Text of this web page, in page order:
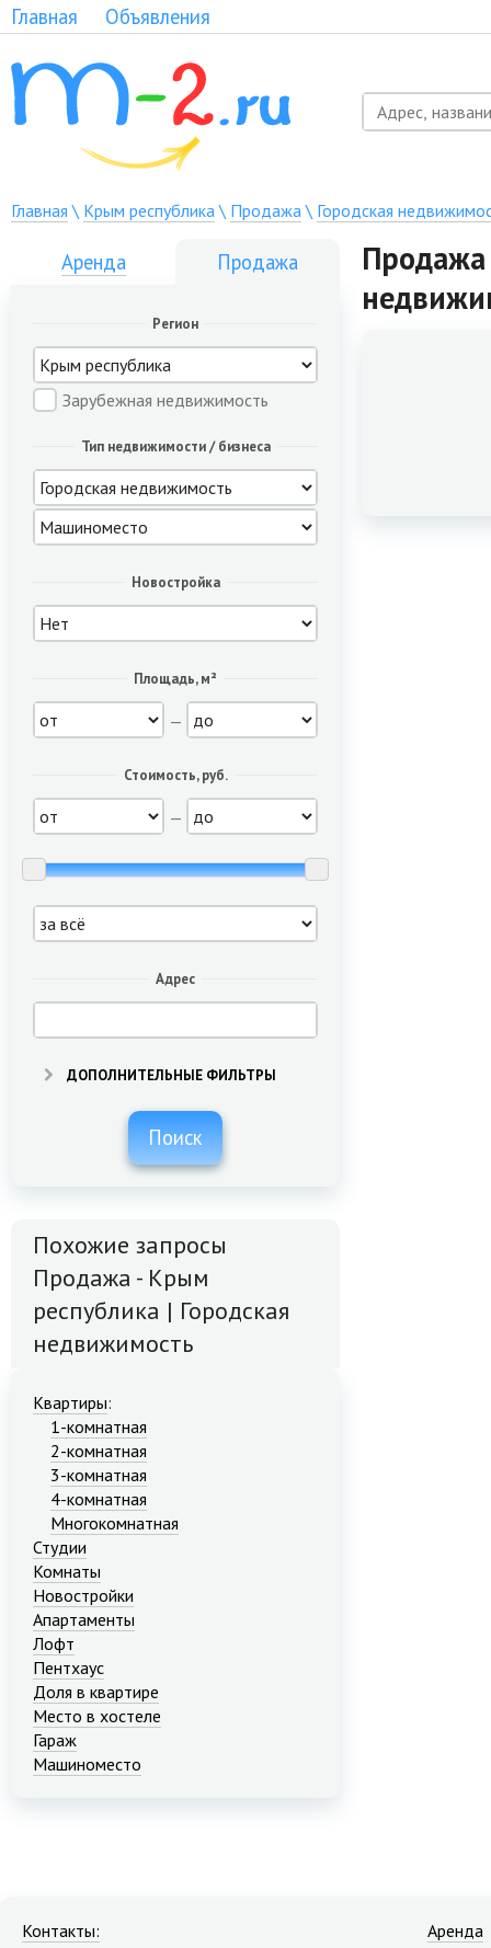
Главная Объявления
Главная \ Крым республика\ Продажа\ Городская
Аренда Продажа
Регион
Зарубежная недвижимость
Тип недвижимости / бизнеса
Новостройка
Площадь, м²
—
Стоимость, руб.
—
Адрес
ДОПОЛНИТЕЛЬНЫЕ ФИЛЬТРЫ
Поиск
Похожие запросы
Продажа - Крым
республика | Городская
недвижимость
Квартиры:
1-комнатная
2-комнатная
3-комнатная
4-комнатная
Многокомнатная
Студии
Комнаты
Новостройки
Апартаменты
Лофт
Пентхаус
Доля в квартире
Место в хостеле
Гараж
Машиноместо
Контакты:
Аренда